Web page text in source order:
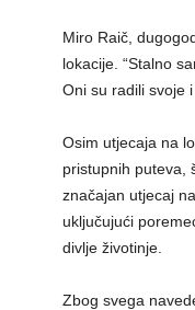
Miro Raič,
lokacije. “Stalno
Oni su radili svoje
Osim utjecaja na
pristupnih puteva,
značajan utjecaj
uključujući
divlje životinje.
Zbog svega